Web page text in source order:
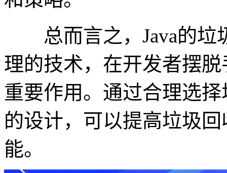
总而言之，Java的垃
理的技术，在开发者摆
重要作用。通过合理选
的设计，可以提高垃圾
能。